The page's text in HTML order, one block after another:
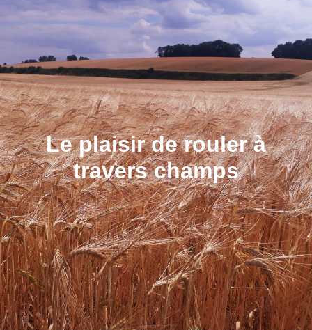
Le plaisir de rouler à
travers champs